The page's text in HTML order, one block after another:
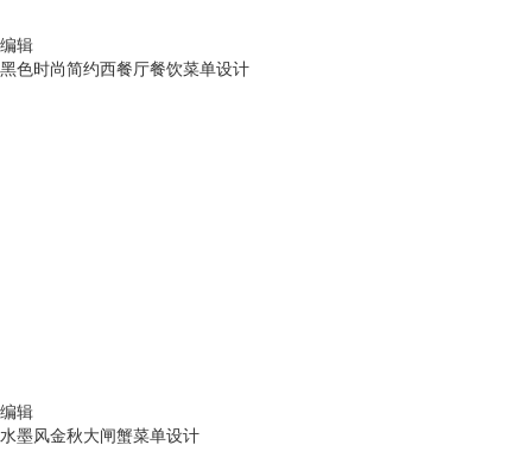
编辑
黑色时尚简约西餐厅餐饮菜单设计
编辑
水墨风金秋大闸蟹菜单设计